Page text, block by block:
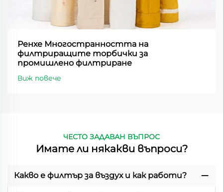
Ренхе Многостранността на
филтриращите торбички за
промишлено филтриране
Виж повече
ЧЕСТО ЗАДАВАН ВЪПРОС
Имате ли някакви въпроси?
Какво е филтър за въздух и как работи?